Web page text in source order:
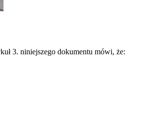
3. niniejszego dokumentu mówi, że: